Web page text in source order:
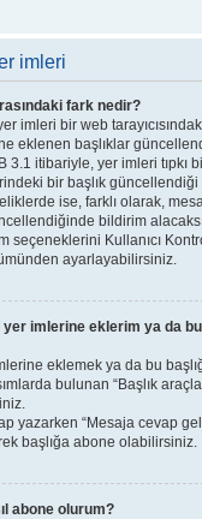
imleri
fark nedir?
imleri bir web
eklenen başlıklar
3.1 itibariyle, yer imleri tıpkı
bir başlık
ise, farklı olarak,
bildirim
seçeneklerini Kullanıcı
ayarlayabilirsiniz.
yer imlerine eklerim ya da
eklemek ya da bu
bulunan “Başlık
yazarken “Mesaja cevap
başlığa abone olabilirsiniz.
abone olurum?